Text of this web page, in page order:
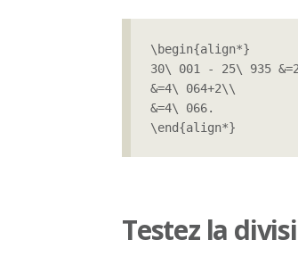
\begin{align*}
30\ 001 - 25\ 935
&=4\ 064+2\\
&=4\ 066.
\end{align*}
Testez la